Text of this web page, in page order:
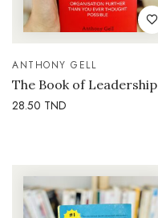
ANTHONY GELL
The Book of Leadership
28.50 TND